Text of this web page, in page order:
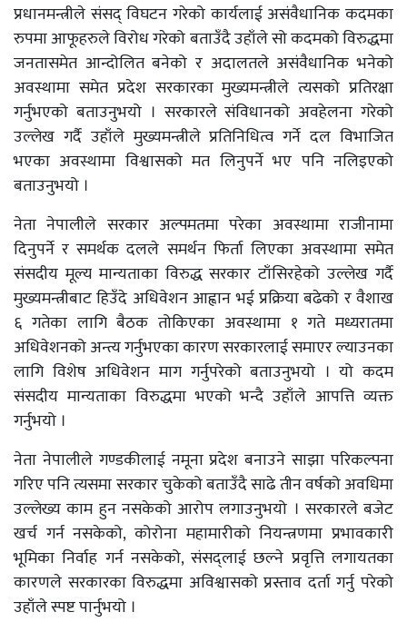
प्रधानमन्त्रीले संसद् विघटन गरेको कार्यलाई असंवैधानिक कदमका
रुपमा आफूहरुले विरोध गरेको बताउँदै उहाँले सो कदमको विरुद्धमा
जनतासमेत आन्दोलित बनेको र अदालतले असंवैधानिक भनेको
अवस्थामा समेत प्रदेश सरकारका मुख्यमन्त्रीले त्यसको प्रतिरक्षा
गर्नुभएको बताउनुभयो । सरकारले संविधानको अवहेलना गरेको
उल्लेख गर्दै उहाँले मुख्यमन्त्रीले प्रतिनिधित्व गर्ने दल विभाजित
भएका अवस्थामा विश्वासको मत लिनुपर्ने भए पनि नलिइएको
बताउनुभयो ।
नेता नेपालीले सरकार अल्पमतमा परेका अवस्थामा राजीनामा
दिनुपर्ने र समर्थक दलले समर्थन फिर्ता लिएका अवस्थामा समेत
संसदीय मूल्य मान्यताका विरुद्ध सरकार टाँसिरहेको उल्लेख गर्दै
मुख्यमन्त्रीबाट हिउँदे अधिवेशन आह्वान भई प्रक्रिया बढेको र वैशाख
६ गतेका लागि बैठक तोकिएका अवस्थामा १ गते मध्यरातमा
अधिवेशनको अन्त्य गर्नुभएका कारण सरकारलाई समाएर ल्याउनका
लागि विशेष अधिवेशन माग गर्नुपरेको बताउनुभयो । यो कदम
संसदीय मान्यताका विरुद्धमा भएको भन्दै उहाँले आपत्ति व्यक्त
गर्नुभयो ।
नेता नेपालीले गण्डकीलाई नमूना प्रदेश बनाउने साझा परिकल्पना
गरिए पनि त्यसमा सरकार चुकेको बताउँदै साढे तीन वर्षको अवधिमा
उल्लेख्य काम हुन नसकेको आरोप लगाउनुभयो । सरकारले बजेट
खर्च गर्न नसकेको, कोरोना महामारीको नियन्त्रणमा प्रभावकारी
भूमिका निर्वाह गर्न नसकेको, संसद्लाई छल्ने प्रवृत्ति लगायतका
कारणले सरकारका विरुद्धमा अविश्वासको प्रस्ताव दर्ता गर्नु परेको
उहाँले स्पष्ट पार्नुभयो ।